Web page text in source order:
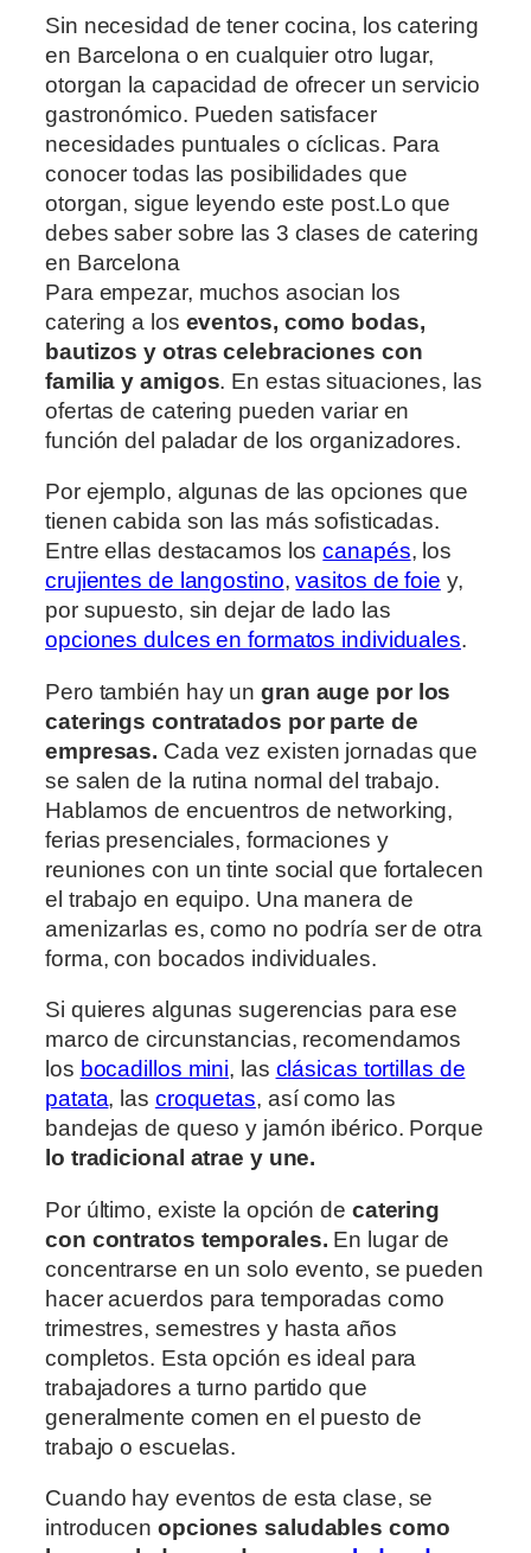
Sin necesidad de tener cocina, los catering
en Barcelona o en cualquier otro lugar,
otorgan la capacidad de ofrecer un servicio
gastronómico. Pueden satisfacer
necesidades puntuales o cíclicas. Para
conocer todas las posibilidades que
otorgan, sigue leyendo este post.Lo que
debes saber sobre las 3 clases de catering
en Barcelona
Para empezar, muchos asocian los
catering a los eventos, como bodas,
bautizos y otras celebraciones con
familia y amigos. En estas situaciones, las
ofertas de catering pueden variar en
función del paladar de los organizadores.
Por ejemplo, algunas de las opciones que
tienen cabida son las más sofisticadas.
Entre ellas destacamos loscanapés, los
crujientes de langostino,vasitos de foie y,
por supuesto, sin dejar de lado las
opciones dulces en formatos individuales.
Pero también hay un gran auge por los
caterings contratados por parte de
empresas. Cada vez existen jornadas que
se salen de la rutina normal del trabajo.
Hablamos de encuentros de networking,
ferias presenciales, formaciones y
reuniones con un tinte social que fortalecen
el trabajo en equipo. Una manera de
amenizarlas es, como no podría ser de otra
forma, con bocados individuales.
Si quieres algunas sugerencias para ese
marco de circunstancias, recomendamos
los bocadillos mini, las clásicas tortillas de
patata, las croquetas, así como las
bandejas de queso y jamón ibérico. Porque
lo tradicional atrae y une.
Por último, existe la opción de catering
con contratos temporales. En lugar de
concentrarse en un solo evento, se pueden
hacer acuerdos para temporadas como
trimestres, semestres y hasta años
completos. Esta opción es ideal para
trabajadores a turno partido que
generalmente comen en el puesto de
trabajo o escuelas.
Cuando hay eventos de esta clase, se
introducen opciones saludables como